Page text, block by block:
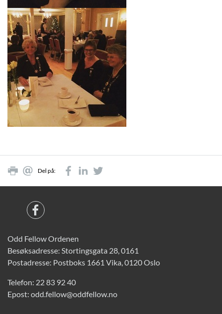
Del på:
Odd Fellow Ordenen
Besøksadresse: Stortingsgata 28, 0161
Postadresse: Postboks 1661 Vika, 0120 Oslo
Telefon: 22 83 92 40
Epost: odd.fellow@oddfellow.no